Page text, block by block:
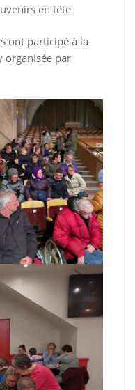
en tête
ont participé à la
organisée par